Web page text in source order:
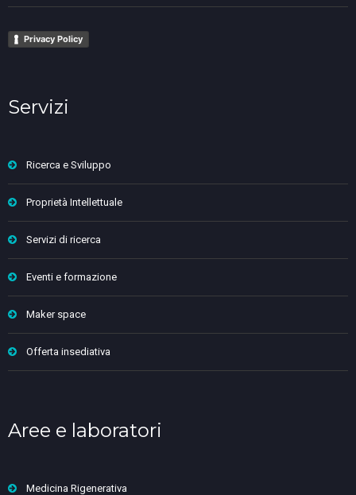
Privacy Policy
Servizi
Ricerca e Sviluppo
Proprietà Intellettuale
Servizi di ricerca
Eventi e formazione
Maker space
Offerta insediativa
Aree e laboratori
Medicina Rigenerativa